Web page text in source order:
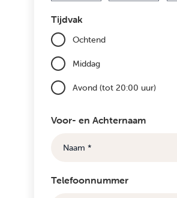
Tijdvak
Ochtend
Middag
Avond (tot 20:00 uur)
Voor- en Achternaam
Telefoonnummer